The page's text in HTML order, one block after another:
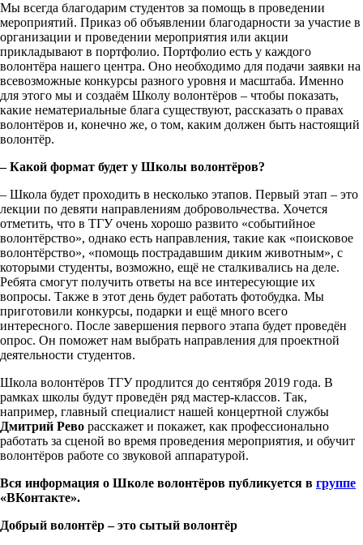
Мы всегда благодарим студентов за помощь в проведении
мероприятий. Приказ об объявлении благодарности за участие в
организации и проведении мероприятия или акции
прикладывают в портфолио. Портфолио есть у каждого
волонтёра нашего центра. Оно необходимо для подачи заявки на
всевозможные конкурсы разного уровня и масштаба. Именно
для этого мы и создаём Школу волонтёров – чтобы показать,
какие нематериальные блага существуют, рассказать о правах
волонтёров и, конечно же, о том, каким должен быть настоящий
волонтёр.
– Какой формат будет у Школы волонтёров?
– Школа будет проходить в несколько этапов. Первый этап – это
лекции по девяти направлениям добровольчества. Хочется
отметить, что в ТГУ очень хорошо развито «событийное
волонтёрство», однако есть направления, такие как «поисковое
волонтёрство», «помощь пострадавшим диким животным», с
которыми студенты, возможно, ещё не сталкивались на деле.
Ребята смогут получить ответы на все интересующие их
вопросы. Также в этот день будет работать фотобудка. Мы
приготовили конкурсы, подарки и ещё много всего
интересного. После завершения первого этапа будет проведён
опрос. Он поможет нам выбрать направления для проектной
деятельности студентов.
Школа волонтёров ТГУ продлится до сентября 2019 года. В
рамках школы будут проведён ряд мастер-классов. Так,
например, главный специалист нашей концертной службы
Дмитрий Рево расскажет и покажет, как профессионально
работать за сценой во время проведения мероприятия, и обучит
волонтёров работе со звуковой аппаратурой.
Вся информация о Школе волонтёров публикуется в группе
«ВКонтакте».
Добрый волонтёр – это сытый волонтёр